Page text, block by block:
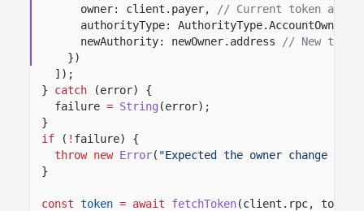
owner: client.payer,
// Current token
authorityType: AuthorityType.AccountOwner,
newAuthority: newOwner.address
// New
})
]);
}
catch
(error) {
failure = String (error);
}
if
( ! failure) {
throw new Error( "Expected the owner change to
}
const token = await fetchToken(client.rpc,